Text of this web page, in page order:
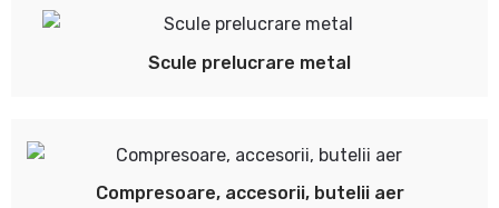
Scule prelucrare metal
Compresoare, accesorii, butelii aer